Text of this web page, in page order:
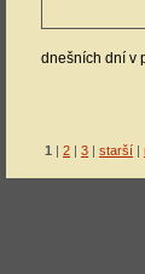
dnešních dní v
1 | 2 | 3 | starší |